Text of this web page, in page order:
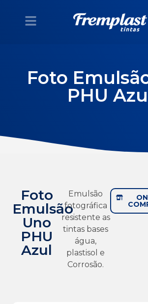
Foto
PHU
Foto
Emulsão
Uno
PHU
Azul
Emulsão
fotográfica
resistente as
tintas bases
água,
plastisol e
Corrosão.